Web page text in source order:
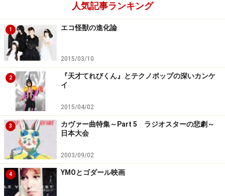
人気記事ランキング
1 エコ怪獣の進化論
2015/03/10
2
『天才てれびくん』とテクノポップの深いカンケ
イ
2015/04/02
3
カヴァー曲特集～Part 5 ラジオスターの悲劇～
日本大会
2003/09/02
4 YMOとゴダール映画